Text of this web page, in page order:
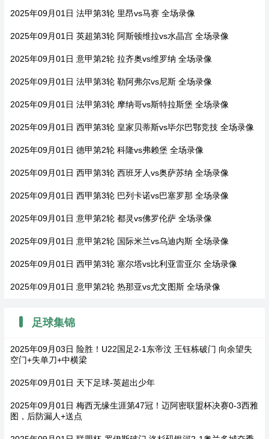
2025年09月01日 法甲第3轮 里昂vs马赛 全场录像
2025年09月01日 英超第3轮 阿斯顿维拉vs水晶宫 全场录像
2025年09月01日 意甲第2轮 拉齐奥vs维罗纳 全场录像
2025年09月01日 法甲第3轮 勒阿弗尔vs尼斯 全场录像
2025年09月01日 法甲第3轮 摩纳哥vs斯特拉斯堡 全场录像
2025年09月01日 西甲第3轮 皇家贝蒂斯vs毕尔巴鄂竞技 全场录像
2025年09月01日 德甲第2轮 科隆vs弗赖堡 全场录像
2025年09月01日 西甲第3轮 西班牙人vs奥萨苏纳 全场录像
2025年09月01日 西甲第3轮 巴列卡诺vs巴塞罗那 全场录像
2025年09月01日 意甲第2轮 都灵vs佛罗伦萨 全场录像
2025年09月01日 意甲第2轮 国际米兰vs乌迪内斯 全场录像
2025年09月01日 西甲第3轮 塞尔塔vs比利亚雷亚尔 全场录像
2025年09月01日 意甲第2轮 热那亚vs尤文图斯 全场录像
足球集锦
2025年09月03日 险胜！U22国足2-1东帝汶 王钰栋破门 向余望失
空门+失单刀+中横梁
2025年09月01日 天下足球-英超出少年
2025年09月01日 梅西无缘生涯第47冠！迈阿密联盟杯决赛0-3西雅
图，后防漏人+送点